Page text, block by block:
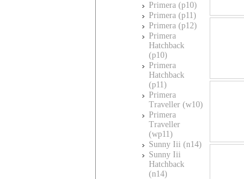
Primera (p10)
Primera (p11)
Primera (p12)
Primera
Hatchback
(p10)
Primera
Hatchback
(p11)
Primera
Traveller (w10)
Primera
Traveller
(wp11)
Sunny Iii (n14)
Sunny Iii
Hatchback
(n14)